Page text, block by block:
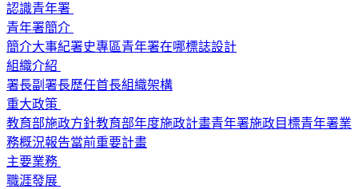
認識青年署
青年署簡介
簡介大事紀署史專區青年署在哪標誌設計
組織介紹
署長副署長歷任首長組織架構
重大政策
教育部施政方針教育部年度施政計畫青年署施政目標青年署業
務概況報告當前重要計畫
主要業務
職涯發展